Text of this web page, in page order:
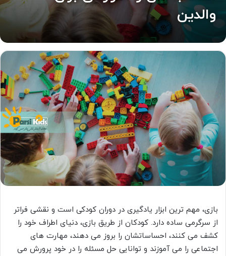
والدین
بازی، مهم ترین ابزار یادگیری در دوران کودکی است و نقشی فراتر
از سرگرمی ساده دارد. کودکان از طریق بازی، دنیای اطراف خود را
کشف می کنند، احساساتشان را بروز می دهند، مهارت های
اجتماعی را می آموزند و توانایی حل مسئله را در خود پرورش می